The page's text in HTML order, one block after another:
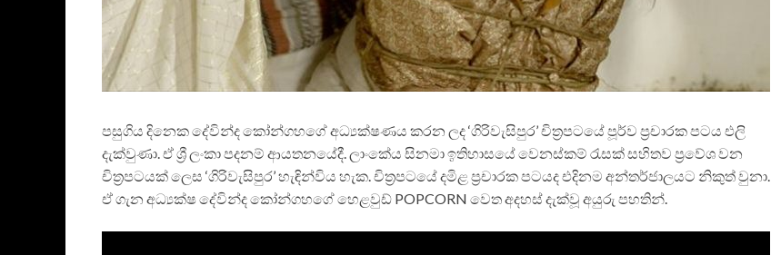
පසුගිය දිනෙක දේවින්ද කෝන්ගහගේ අධ්‍යක්ෂණය කරන ලද ‘ගිරිවැසිපුර’ චිත්‍රපටයේ පූර්ව ප්‍රචාරක පටය එලි
දැක්වුණා. ඒ ශ්‍රී ලංකා පදනම් ආයතනයේදී. ලාංකේය සිනමා ඉතිහාසයේ වෙනස්කම් රැසක් සහිතව ප්‍රවේශ වන
චිත්‍රපටයක් ලෙස ‘ගිරිවැසිපුර’ හැඳින්විය හැක. චිත්‍රපටයේ දමිළ ප්‍රචාරක පටයද එදිනම අන්තර්ජාලයට නිකුත් වුනා.
ඒ ගැන අධ්‍යක්ෂ දේවින්ද කෝන්ගහගේ හෙළවුඩ් POPCORN වෙත අදහස් දැක්වූ අයුරු පහතින්.